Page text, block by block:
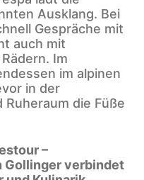
Ausklang. Bei
Gespräche mit
auch mit
Im
im alpinen
in der
Ruheraum die Füße
–
Gollinger verbindet